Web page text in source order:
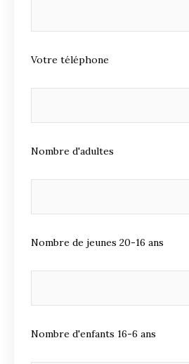
Votre téléphone
Nombre d'adultes
Nombre de jeunes 20-16 ans
Nombre d'enfants 16-6 ans